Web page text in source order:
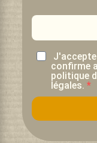
confirme
politique
légales.